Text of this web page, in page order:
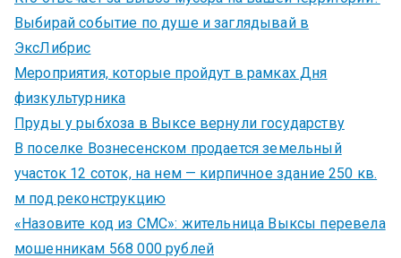
Выбирай событие по душе и заглядывай в
ЭксЛибрис
Мероприятия, которые пройдут в рамках Дня
физкультурника
Пруды у рыбхоза в Выксе вернули государству
В поселке Вознесенском продается земельный
участок 12 соток, на нем — кирпичное здание 250 кв.
м под реконструкцию
«Назовите код из СМС»: жительница Выксы перевела
мошенникам 568 000 рублей